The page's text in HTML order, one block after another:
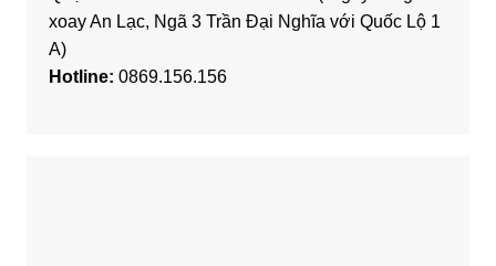
xoay An Lạc, Ngã 3 Trần Đại Nghĩa với Quốc Lộ 1
A)
Hotline: 0869.156.156